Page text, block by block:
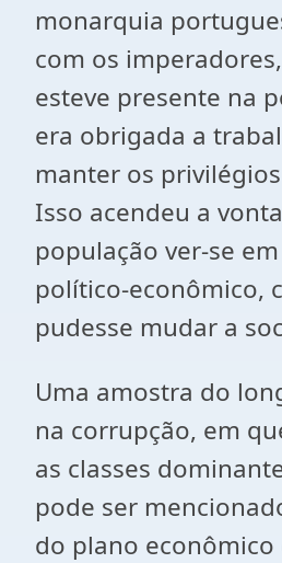
monarquia
com os
esteve presente na
era obrigada a
manter os
Isso acendeu a
população ver-se
político-econômico,
pudesse mudar a
Uma amostra do
na corrupção, em
as classes
pode ser
do plano econômico